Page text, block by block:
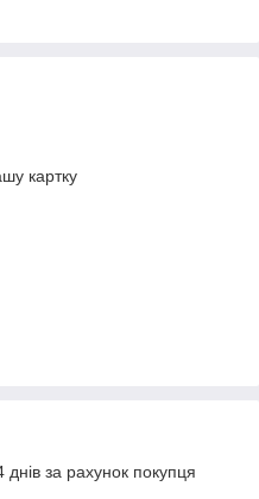
картку
за рахунок покупця